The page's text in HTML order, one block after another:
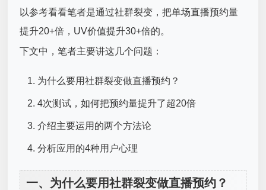
以参考看看笔者是通过社群裂变 ，把单场直播预约量
提升20+倍，UV价值提升30+倍的。
下文中，笔者主要讲这几个问题：
为什么要用社群裂变做直播预约？
4次测试，如何把预约量提升了超20倍
介绍主要运用的两个方法论
分析应用的4种用户心理
一、为什么要用社群裂变做直播预约？